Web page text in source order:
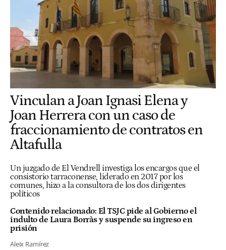
Vinculan a Joan Ignasi Elena y
Joan Herrera con un caso de
fraccionamiento de contratos en
Altafulla
Un juzgado de El Vendrell investiga los encargos que el
consistorio tarraconense, liderado en 2017 por los
comunes, hizo a la consultora de los dos dirigentes
políticos
Contenido relacionado: El TSJC pide al Gobierno el
indulto de Laura Borràs y suspende su ingreso en
prisión
Aleix Ramírez